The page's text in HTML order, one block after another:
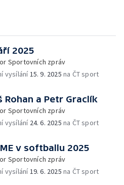
2025
Sportovních zpráv
vysílání15. 9. 2025 na ČT sport
Rohan a Petr Graclík
Sportovních zpráv
vysílání 24. 6. 2025 na ČT sport
v softballu 2025
Sportovních zpráv
vysílání19. 6. 2025 na ČT sport